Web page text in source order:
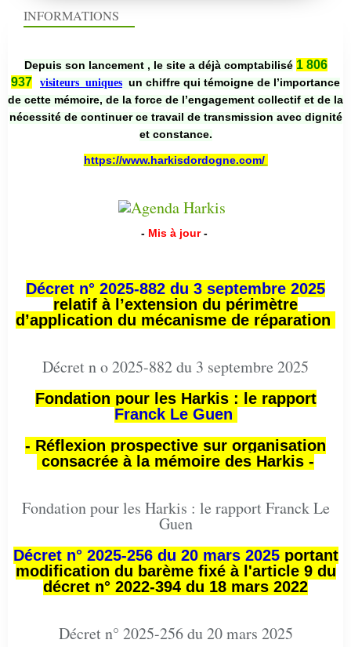
INFORMATIONS
Depuis son lancement , le site a déjà comptabilisé 1 806
937
visiteurs uniques un chiffre qui témoigne de l’importance
de cette mémoire, de la force de l’engagement collectif et de la
nécessité de continuer ce travail de transmission avec dignité
et constance.
https://www.harkisdordogne.com/
- Mis à jour -
Décret n° 2025-882 du 3 septembre 2025
relatif à l’extension du périmètre
d’application du mécanisme de réparation
Décret n o 2025-882 du 3 septembre 2025
Fondation pour les Harkis : le rapport
Franck Le Guen
- Réflexion prospective sur organisation
consacrée à la mémoire des Harkis -
Fondation pour les Harkis : le rapport Franck Le
Guen
Décret n° 2025-256 du 20 mars 2025portant
modification du barème fixé à l'article 9 du
décret n° 2022-394 du 18 mars 2022
Décret n° 2025-256 du 20 mars 2025